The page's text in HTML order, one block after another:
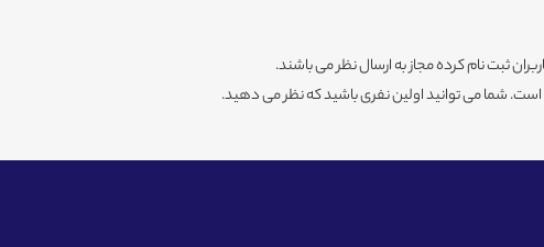
ثبت نام کرده مجاز به ارسال نظر می باشند.
شما می توانید اولین نفری باشید که نظر می دهید.